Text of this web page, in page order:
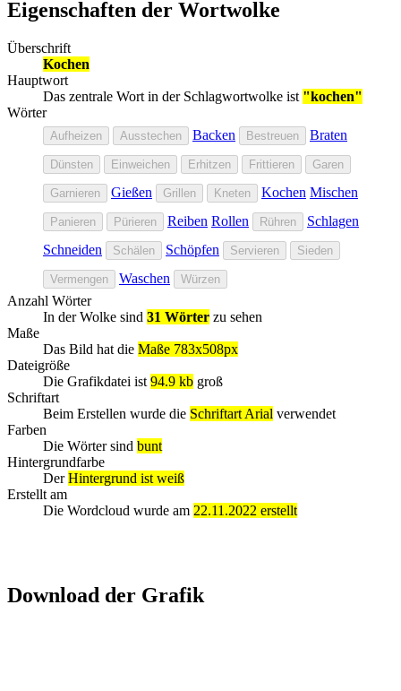
Eigenschaften der Wortwolke
Überschrift
Kochen
Hauptwort
Das zentrale Wort in der Schlagwortwolke ist "kochen"
Wörter
Aufheizen Ausstechen Backen Bestreuen Braten
Dünsten Einweichen Erhitzen Frittieren Garen
Garnieren Gießen Grillen Kneten Kochen Mischen
Panieren Pürieren Reiben Rollen Rühren
Schlagen
Schneiden
Schälen Schöpfen Servieren Sieden
Vermengen Waschen Würzen
Anzahl Wörter
In der Wolke sind 31 Wörter zu sehen
Maße
Das Bild hat die Maße 783x508px
Dateigröße
Die Grafikdatei ist 94.9 kb groß
Schriftart
Beim Erstellen wurde die Schriftart Arial verwendet
Farben
Die Wörter sind bunt
Hintergrundfarbe
DerHintergrund ist weiß
Erstellt am
Die Wordcloud wurde am 22.11.2022 erstellt
Download der Grafik